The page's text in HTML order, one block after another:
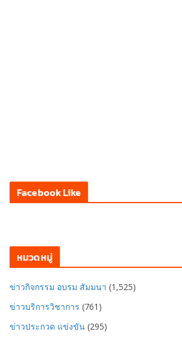
Facebook Like
หมวดหมู่
ข่าวกิจกรรม อบรม สัมมนา (1,525)
ข่าวบริการวิชาการ (761)
ข่าวประกวด แข่งขัน (295)